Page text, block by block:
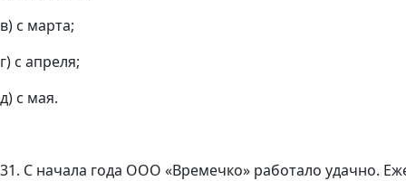
в) с марта;
г) с апреля;
д) с мая.
31. С начала года ООО «Времечко» работало удачно.